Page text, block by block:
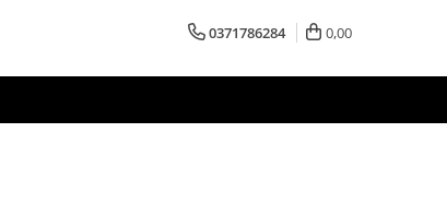
0371786284 0,00